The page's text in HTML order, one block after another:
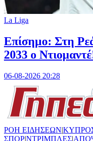
La Liga
Επίσημο: Στη
2033 ο
06-08-2026 20:28
ΡΟΗ ΕΙΔΗΣΕΩΝ|
ΣΠΟΡ|ΝΤΡΙΜΠΛΕΣ|